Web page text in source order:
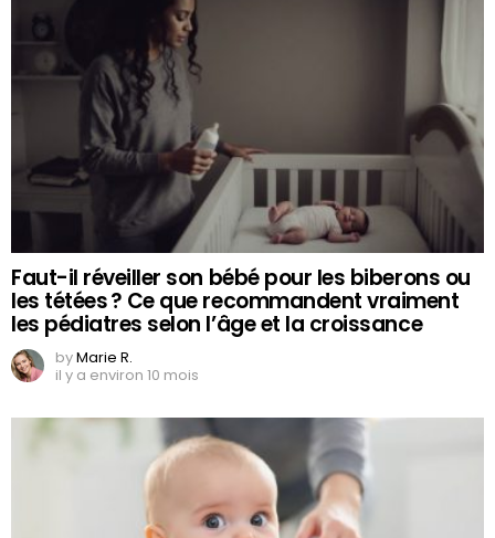
Faut-il réveiller son bébé pour les biberons ou
les tétées ? Ce que recommandent vraiment
les pédiatres selon l’âge et la croissance
byMarie R.
il y a environ 10 mois